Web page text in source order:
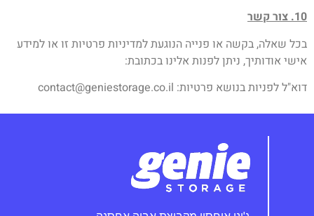
10. צור קשר
בכל שאלה, בקשה או פנייה הנוגעת למדיניות פרטיות זו או למידע
אישי אודותיך, ניתן לפנות אלינו בכתובת:
דוא"ל לפניות בנושא פרטיות: contact@geniestorage.co.il